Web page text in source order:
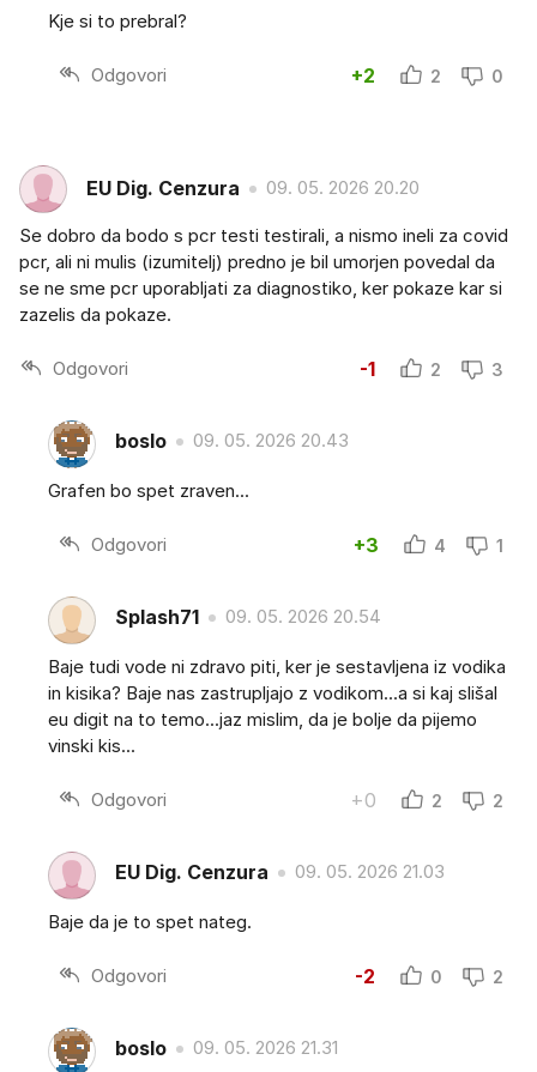
Kje si to prebral?
Odgovori +2 2 0
EU Dig. Cenzura 09. 05. 2026 20.20
Se dobro da bodo s pcr testi testirali, a nismo ineli za covid
pcr, ali ni mulis (izumitelj) predno je bil umorjen povedal da
se ne sme pcr uporabljati za diagnostiko, ker pokaze kar si
zazelis da pokaze.
Odgovori -1 2 3
boslo 09. 05. 2026 20.43
Grafen bo spet zraven...
Odgovori +3 4 1
Splash71 09. 05. 2026 20.54
Baje tudi vode ni zdravo piti, ker je sestavljena iz vodika
in kisika? Baje nas zastrupljajo z vodikom...a si kaj slišal
eu digit na to temo...jaz mislim, da je bolje da pijemo
vinski kis...
Odgovori +0 2 2
EU Dig. Cenzura 09. 05. 2026 21.03
Baje da je to spet nateg.
Odgovori -2 0 2
boslo 09. 05. 2026 21.31